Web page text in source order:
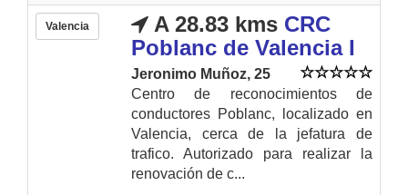
Valencia A 28.83 kms CRC
Poblanc de Valencia I
Jeronimo Muñoz, 25
Centro de reconocimientos de
conductores Poblanc, localizado en
Valencia, cerca de la jefatura de
trafico. Autorizado para realizar la
renovación de c...